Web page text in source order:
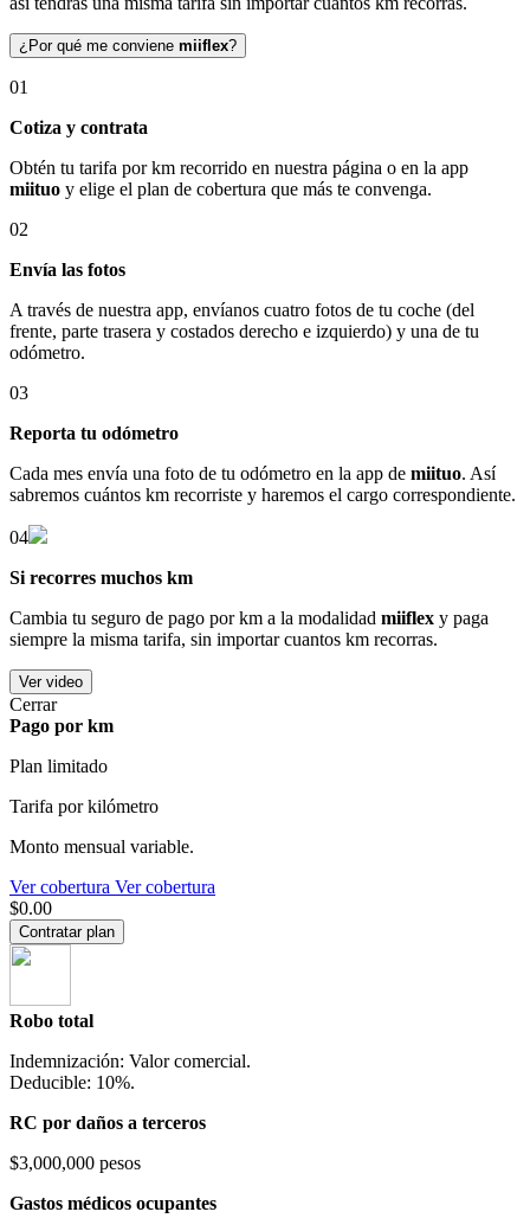
¿Por qué me conviene miiflex?
01
Cotiza y contrata
Obtén tu tarifa por km recorrido en nuestra página o en la app
miituo y elige el plan de cobertura que más te convenga.
02
Envía las fotos
A través de nuestra app, envíanos cuatro fotos de tu coche (del
frente, parte trasera y costados derecho e izquierdo) y una de tu
odómetro.
03
Reporta tu odómetro
Cada mes envía una foto de tu odómetro en la app de miituo. Así
sabremos cuántos km recorriste y haremos el cargo correspondiente.
04
Si recorres muchos km
Cambia tu seguro de pago por km a la modalidad miiflex y paga
siempre la misma tarifa, sin importar cuantos km recorras.
Ver video
Cerrar
Pago por km
Plan limitado
Tarifa por kilómetro
Monto mensual variable.
Ver cobertura Ver cobertura
$0.00
Contratar plan
Robo total
Indemnización: Valor comercial.
Deducible: 10%.
RC por daños a terceros
$3,000,000 pesos
Gastos médicos ocupantes